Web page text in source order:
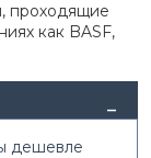
проходящие
как BASF,
дешевле